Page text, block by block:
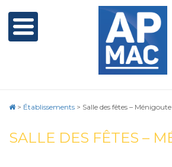
> Établissements > Salle des fêtes – Ménigoute
SALLE DES FÊTES –